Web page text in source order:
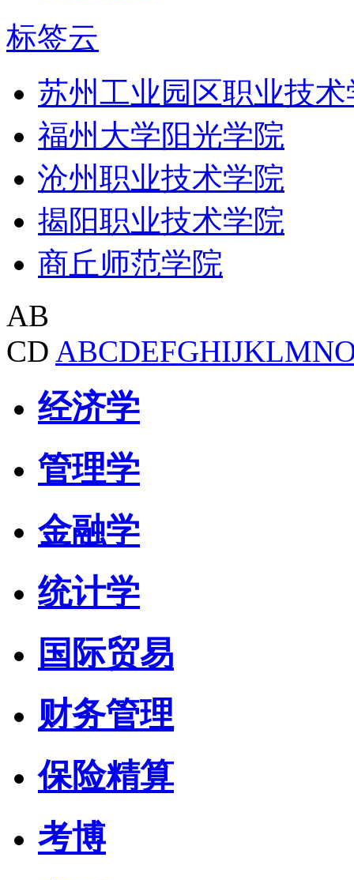
标签云
苏州工业园区职业技术
福州大学阳光学院
沧州职业技术学院
揭阳职业技术学院
商丘师范学院
AB
CD ABCDEFGHIJKLMN
经济学
管理学
金融学
统计学
国际贸易
财务管理
保险精算
考博